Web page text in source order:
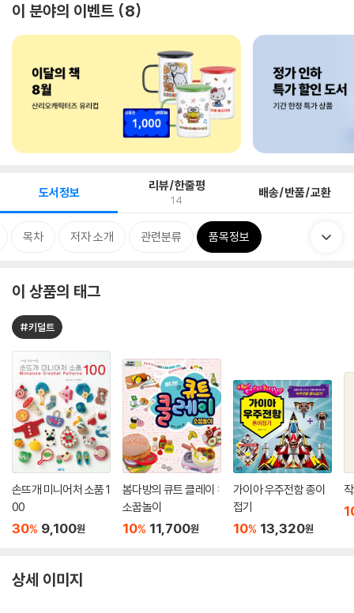
이 분야의 이벤트 8
도서정보 리뷰/한줄평
14 배송/반품/교환
목차 저자 소개 관련분류 품목정보
이 상품의 태그
#키덜트
손뜨개 미니어처 소품 1
00
30% 9,100원
봄다방의 큐트 클레이 :
소꿉놀이
10% 11,700원
가이아 우주전함 종이
접기
10% 13,320원
상세 이미지